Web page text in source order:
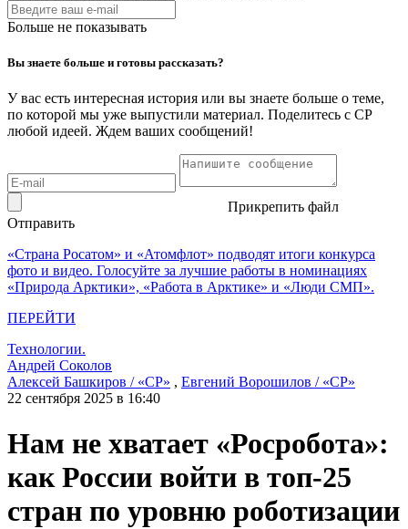
Больше не показывать
Вы знаете больше и готовы рассказать?
У вас есть интересная история или вы знаете больше о теме,
по которой мы уже выпустили материал. Поделитесь с СР
любой идеей. Ждем ваших сообщений!
Прикрепить файл
Отправить
«Страна Росатом» и «Атомфлот» подводят итоги конкурса
фото и видео. Голосуйте за лучшие работы в номинациях
«Природа Арктики», «Работа в Арктике» и «Люди СМП».
ПЕРЕЙТИ
Технологии.
Андрей Соколов
Алексей Башкиров / «СР» , Евгений Ворошилов / «СР»
22 сентября 2025 в 16:40
Нам не хватает «Росробота»:
как России войти в топ-25
стран по уровню роботизации